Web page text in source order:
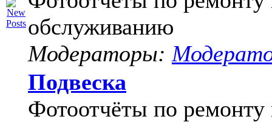
обслуживанию
Модераторы:
Подвеска
Фотоотчёты по ремонту